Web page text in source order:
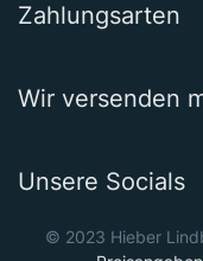
Zahlungsarten
Wir versenden
Unsere Socials
© 2023 Hieber